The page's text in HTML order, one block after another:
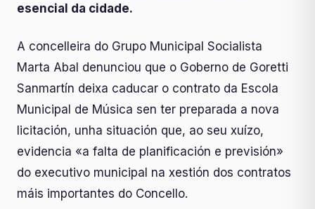
esencial da cidade.
A concelleira do Grupo Municipal Socialista
Marta Abal denunciou que o Goberno de Goretti
Sanmartín deixa caducar o contrato da Escola
Municipal de Música sen ter preparada a nova
licitación, unha situación que, ao seu xuízo,
evidencia «a falta de planificación e previsión»
do executivo municipal na xestión dos contratos
máis importantes do Concello.